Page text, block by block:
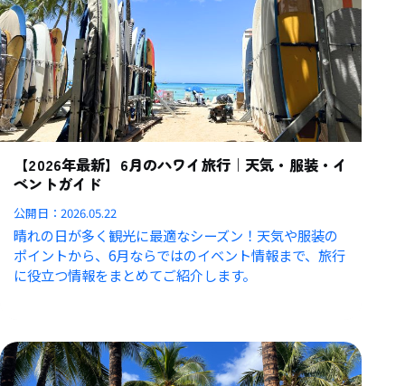
【2026年最新】6月のハワイ旅行｜天気・服装・イ
ベントガイド
公開日：2026.05.22
晴れの日が多く観光に最適なシーズン！天気や服装の
ポイントから、6月ならではのイベント情報まで、旅行
に役立つ情報をまとめてご紹介します。